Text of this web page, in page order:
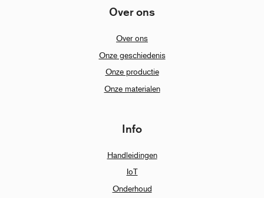
Over ons
Over ons
Onze geschiedenis
Onze productie
Onze materialen
Info
Handleidingen
IoT
Onderhoud